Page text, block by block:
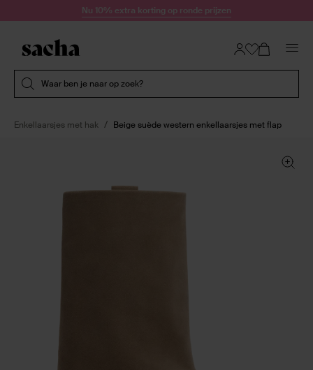
Doorgaan naar artikelNu 10% extra korting op ronde prijzen
Waar ben je naar op zoek?
Enkellaarsjes met hak Beige suède western enkellaarsjes met flap